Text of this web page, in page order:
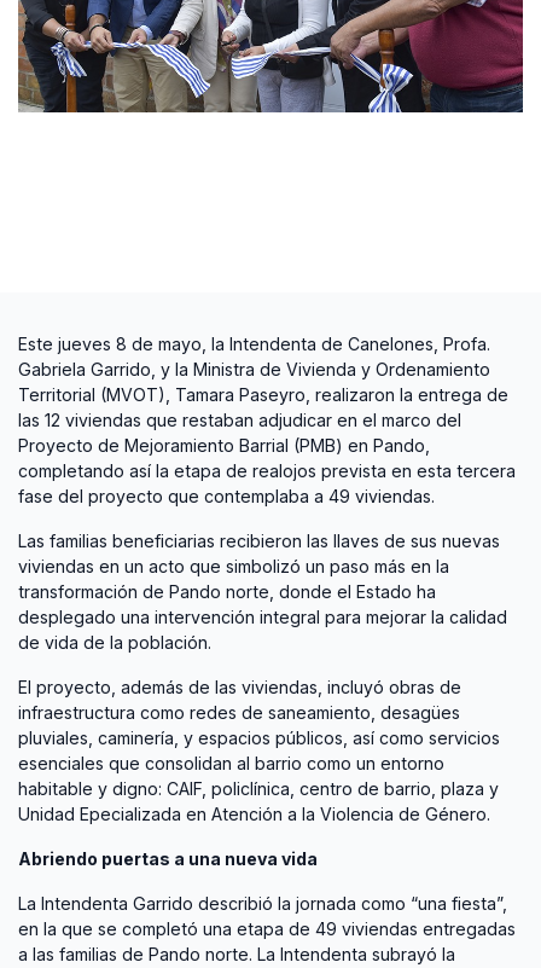
Este jueves 8 de mayo, la Intendenta de Canelones, Profa.
Gabriela Garrido, y la Ministra de Vivienda y Ordenamiento
Territorial (MVOT), Tamara Paseyro, realizaron la entrega de
las 12 viviendas que restaban adjudicar en el marco del
Proyecto de Mejoramiento Barrial (PMB) en Pando,
completando así la etapa de realojos prevista en esta tercera
fase del proyecto que contemplaba a 49 viviendas.
Las familias beneficiarias recibieron las llaves de sus nuevas
viviendas en un acto que simbolizó un paso más en la
transformación de Pando norte, donde el Estado ha
desplegado una intervención integral para mejorar la calidad
de vida de la población.
El proyecto, además de las viviendas, incluyó obras de
infraestructura como redes de saneamiento, desagües
pluviales, caminería, y espacios públicos, así como servicios
esenciales que consolidan al barrio como un entorno
habitable y digno: CAIF, policlínica, centro de barrio, plaza y
Unidad Epecializada en Atención a la Violencia de Género.
Abriendo puertas a una nueva vida
La Intendenta Garrido describió la jornada como “una fiesta”,
en la que se completó una etapa de 49 viviendas entregadas
a las familias de Pando norte. La Intendenta subrayó la